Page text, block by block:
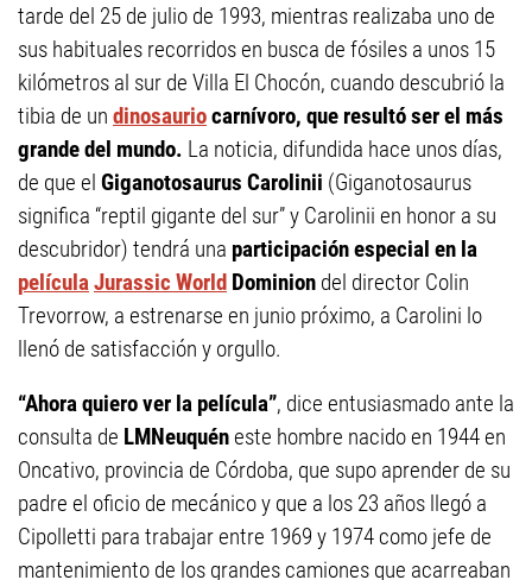
tarde del 25 de julio de 1993, mientras realizaba uno de
sus habituales recorridos en busca de fósiles a unos 15
kilómetros al sur de Villa El Chocón, cuando descubrió la
tibia de un dinosauriocarnívoro, que resultó ser el más
grande del mundo. La noticia, difundida hace unos días,
de que el Giganotosaurus Carolinii (Giganotosaurus
significa “reptil gigante del sur” y Carolinii en honor a su
descubridor) tendrá una participación especial en la
películaJurassic World Dominion del director Colin
Trevorrow, a estrenarse en junio próximo, a Carolini lo
llenó de satisfacción y orgullo.
“Ahora quiero ver la película”, dice entusiasmado ante la
consulta de LMNeuquéneste hombre nacido en 1944 en
Oncativo, provincia de Córdoba, que supo aprender de su
padre el oficio de mecánico y que a los 23 años llegó a
Cipolletti para trabajar entre 1969 y 1974 como jefe de
mantenimiento de los grandes camiones que acarreaban